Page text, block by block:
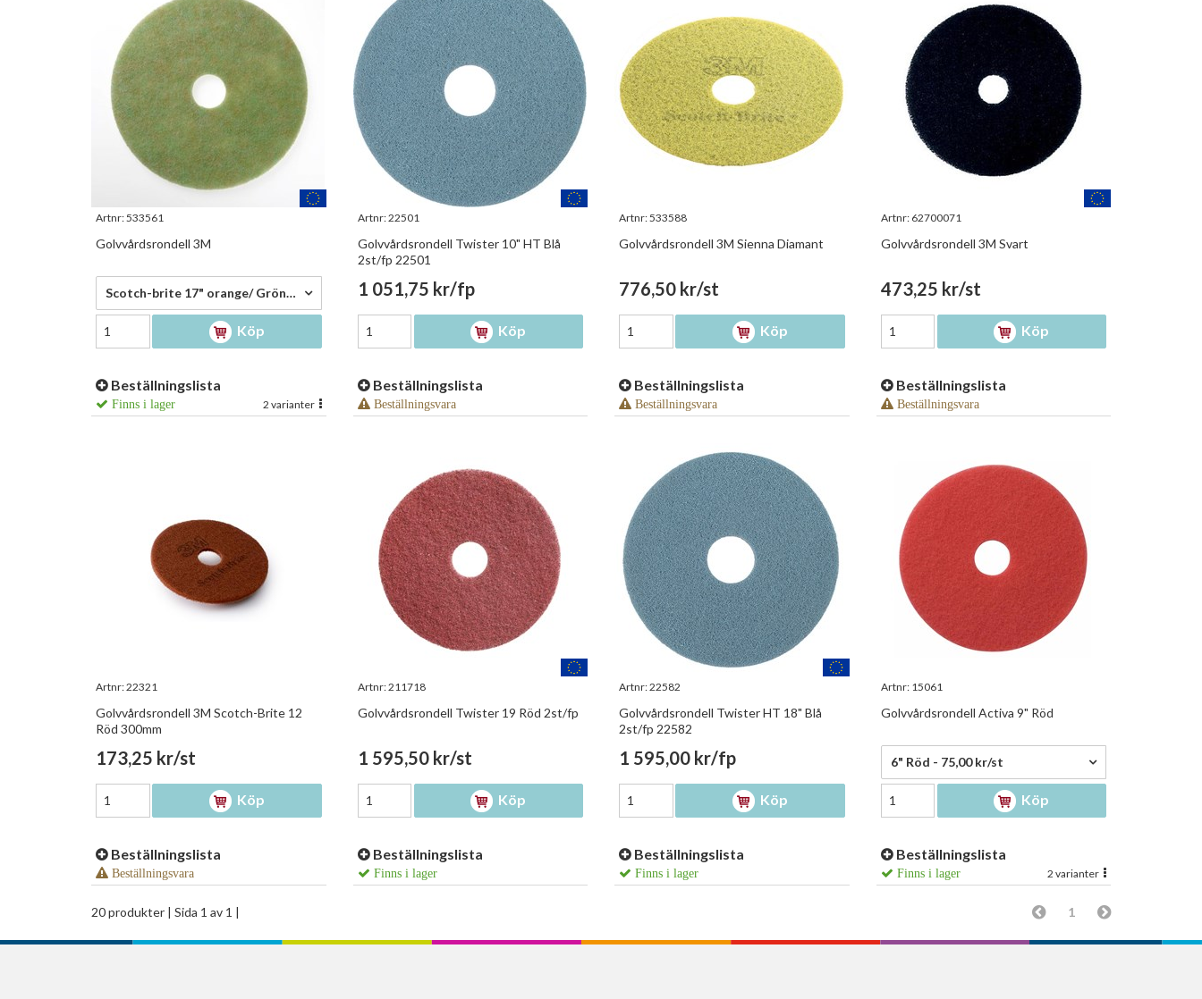
Artnr:533561
Golvvårdsrondell 3M
281,00 kr/st Scotch-brite 17" orange/ Grön 432mm tlgn17 - 281,00 kr/st
Köp
Beställningslista
Finns i lager 2 varianter
Artnr:22501
Golvvårdsrondell Twister 10" HT Blå
2st/fp 22501
1 051,75 kr/fp
Köp
Beställningslista
Beställningsvara
Artnr:533588
Golvvårdsrondell 3M Sienna Diamant
776,50 kr/st
Köp
Beställningslista
Beställningsvara
Artnr: 62700071
Golvvårdsrondell 3M Svart
473,25 kr/st
Köp
Beställningslista
Beställningsvara
Artnr:22321
Golvvårdsrondell 3M Scotch-Brite 12
Röd 300mm
173,25 kr/st
Köp
Beställningslista
Beställningsvara
Artnr:211718
Golvvårdsrondell Twister 19 Röd 2st/fp
1 595,50 kr/st
Köp
Beställningslista
Finns i lager
Artnr:22582
Golvvårdsrondell Twister HT 18" Blå
2st/fp 22582
1 595,00 kr/fp
Köp
Beställningslista
Finns i lager
Artnr: 15061
Golvvårdsrondell Activa 9" Röd
75,00 kr/st
6" Röd - 75,00 kr/st
Köp
Beställningslista
Finns i lager 2 varianter
20 produkter | Sida 1 av 1 | 1